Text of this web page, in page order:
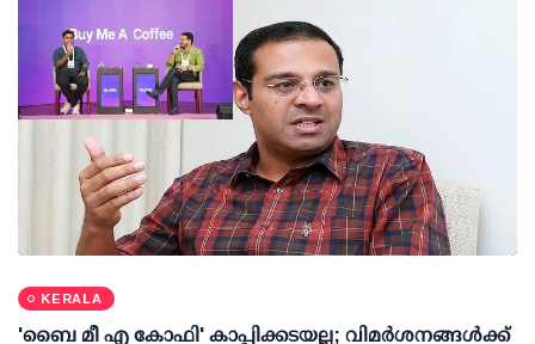
KERALA
'ബൈ മീ എ കോഫി' കാപ്പിക്കടയല്ല; വിമര്‍ശനങ്ങള്‍ക്ക്